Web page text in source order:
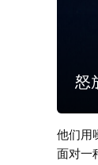
怒
他们用
面对一